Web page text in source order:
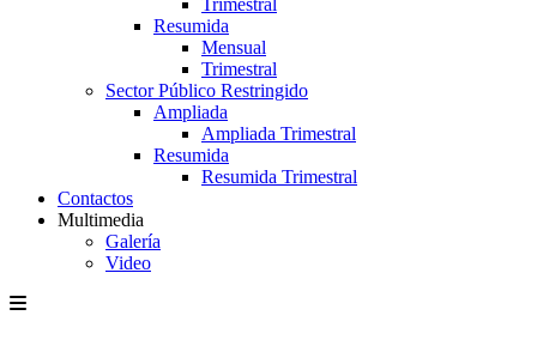
Trimestral
Resumida
Mensual
Trimestral
Sector Público Restringido
Ampliada
Ampliada Trimestral
Resumida
Resumida Trimestral
Contactos
Multimedia
Galería
Video